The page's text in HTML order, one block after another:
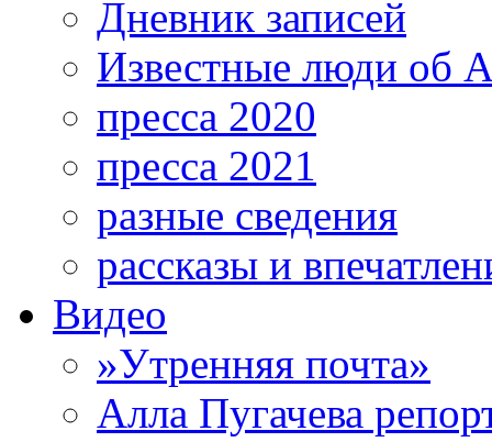
Дневник записей
Известные люди об
пресса 2020
пресса 2021
разные сведения
рассказы и
Видео
»Утренняя почта»
Алла Пугачева